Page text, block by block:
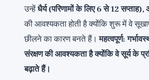
उन्हेंधैर्य (परिणामों के लिए 6 से 12
की आवश्यकता होती है क्योंकि शुरू में वे
छीलने का कारण बनते हैं।महत्वपूर्ण:
संरक्षण की आवश्यकता है क्योंकि वे सूर्य के
बढ़ाते हैं।